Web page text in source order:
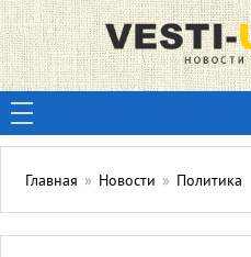
Главная » Новости » Политика